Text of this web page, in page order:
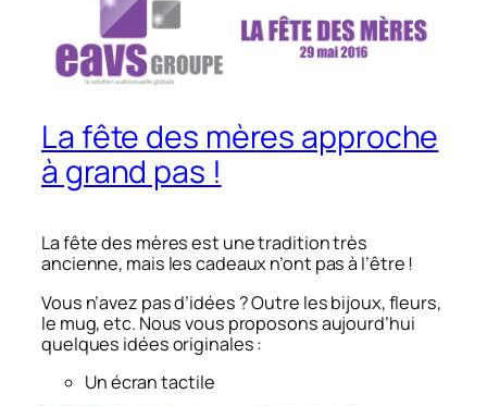
La fête des mères approche
à grand pas !
La fête des mères est une tradition très
ancienne, mais les cadeaux n’ont pas à l’être !
Vous n’avez pas d’idées ? Outre les bijoux, fleurs,
le mug, etc. Nous vous proposons aujourd’hui
quelques idées originales :
Un écran tactile